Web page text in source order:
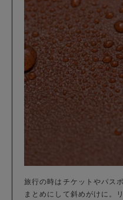
旅行の時はチケットやパス
まとめにして斜めがけに。